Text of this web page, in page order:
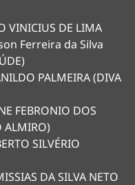
VINICIUS DE LIMA
Ferreira da Silva
PALMEIRA (DIVA
FEBRONIO DOS
ALMIRO)
SILVÉRIO
DA SILVA NETO